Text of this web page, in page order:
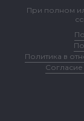
При полном
Политика в